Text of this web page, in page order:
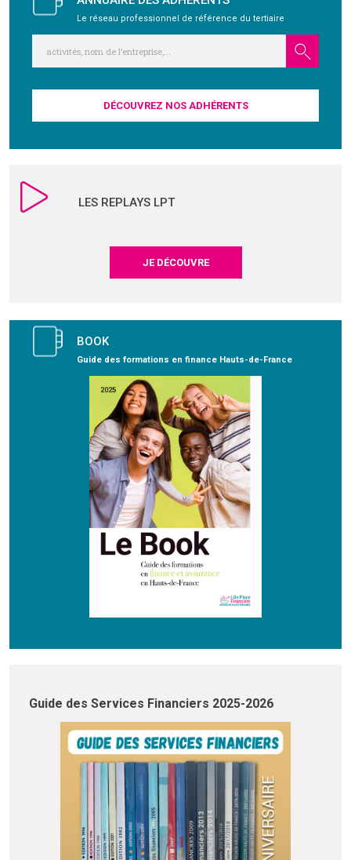
NOUS REJOINDRE
Le réseau professionnel de référence du tertiaire
DÉCOUVREZ NOS ADHÉRENTS
LES REPLAYS LPT
JE DÉCOUVRE
BOOK
Guide des formations en finance Hauts-de-France
Guide des Services Financiers 2025-2026